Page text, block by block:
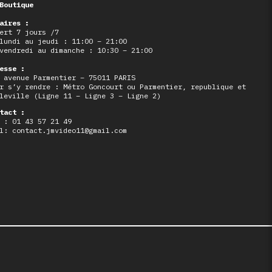
:
7 jours /7
lundi au jeudi : 11:00 – 21:00
au dimanche : 10:30 – 21:00
:
avenue Parmentier – 75011 PARIS
s’y rendre : Métro Goncourt ou Parmentier, republique et
(Ligne 11 – Ligne 3 – Ligne 2)
:
: 01 43 57 21 49
contact.jmvideo11@gmail.com